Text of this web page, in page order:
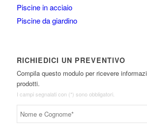
Piscine in acciaio
Piscine da giardino
RICHIEDICI UN PREVENTIVO
Compila questo modulo per ricevere
prodotti.
I campi segnalati con (*) sono obbligatori.